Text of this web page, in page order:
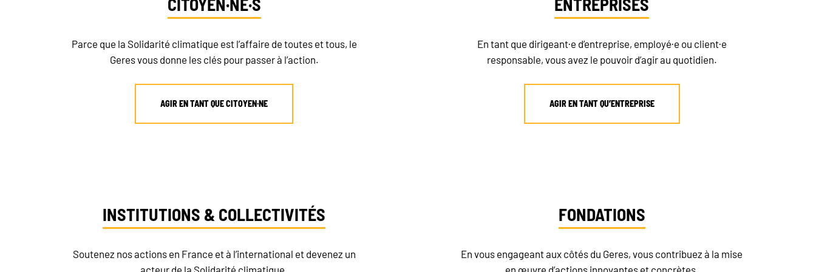
CITOYEN·NE·S
Parce que la Solidarité climatique est l’affaire de toutes et tous, le
Geres vous donne les clés pour passer à l’action.
AGIR EN TANT QUE CITOYEN·NE
ENTREPRISES
En tant que dirigeant·e d’entreprise, employé·e ou client·e
responsable, vous avez le pouvoir d’agir au quotidien.
AGIR EN TANT QU’ENTREPRISE
INSTITUTIONS & COLLECTIVITÉS
Soutenez nos actions en France et à l’international et devenez un
FONDATIONS
En vous engageant aux côtés du Geres, vous contribuez à la mise